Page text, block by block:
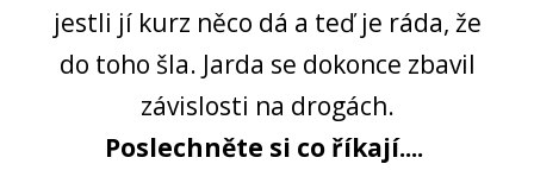
jestli jí kurz něco dá a teď je ráda, že
do toho šla. Jarda se dokonce zbavil
závislosti na drogách.
Poslechněte si co říkají....